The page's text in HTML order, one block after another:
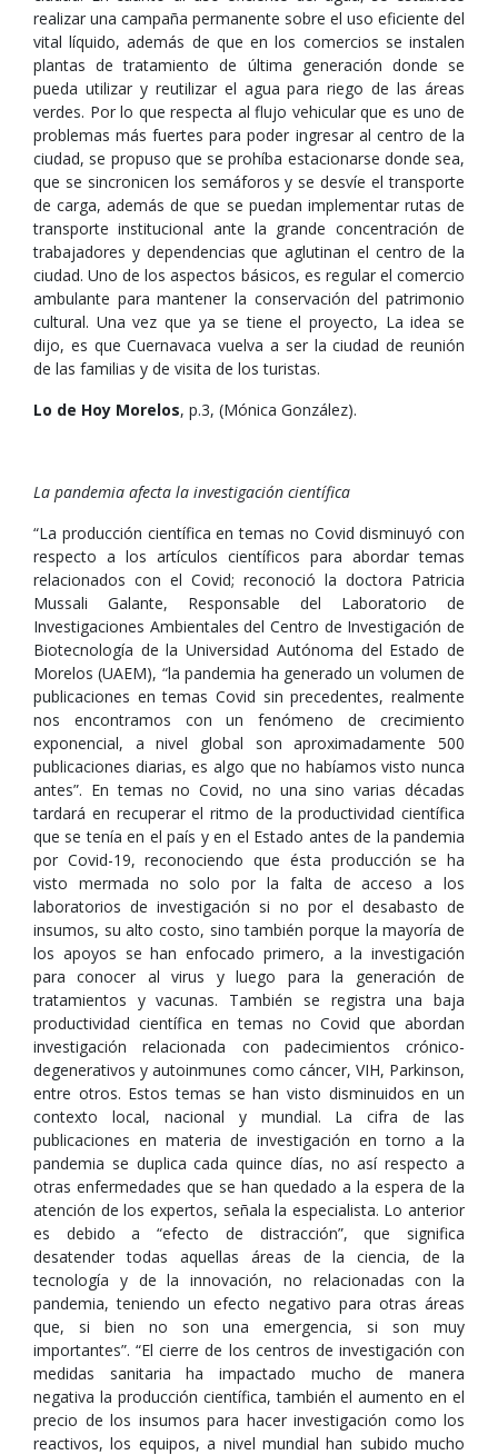
realizar una campaña permanente sobre el uso eficiente del
vital líquido, además de que en los comercios se instalen
plantas de tratamiento de última generación donde se
pueda utilizar y reutilizar el agua para riego de las áreas
verdes. Por lo que respecta al flujo vehicular que es uno de
problemas más fuertes para poder ingresar al centro de la
ciudad, se propuso que se prohíba estacionarse donde sea,
que se sincronicen los semáforos y se desvíe el transporte
de carga, además de que se puedan implementar rutas de
transporte institucional ante la grande concentración de
trabajadores y dependencias que aglutinan el centro de la
ciudad. Uno de los aspectos básicos, es regular el comercio
ambulante para mantener la conservación del patrimonio
cultural. Una vez que ya se tiene el proyecto, La idea se
dijo, es que Cuernavaca vuelva a ser la ciudad de reunión
de las familias y de visita de los turistas.
Lo de Hoy Morelos, p.3, (Mónica González).
La pandemia afecta la investigación científica
“La producción científica en temas no Covid disminuyó con
respecto a los artículos científicos para abordar temas
relacionados con el Covid; reconoció la doctora Patricia
Mussali Galante, Responsable del Laboratorio de
Investigaciones Ambientales del Centro de Investigación de
Biotecnología de la Universidad Autónoma del Estado de
Morelos (UAEM), “la pandemia ha generado un volumen de
publicaciones en temas Covid sin precedentes, realmente
nos encontramos con un fenómeno de crecimiento
exponencial, a nivel global son aproximadamente 500
publicaciones diarias, es algo que no habíamos visto nunca
antes”. En temas no Covid, no una sino varias décadas
tardará en recuperar el ritmo de la productividad científica
que se tenía en el país y en el Estado antes de la pandemia
por Covid-19, reconociendo que ésta producción se ha
visto mermada no solo por la falta de acceso a los
laboratorios de investigación si no por el desabasto de
insumos, su alto costo, sino también porque la mayoría de
los apoyos se han enfocado primero, a la investigación
para conocer al virus y luego para la generación de
tratamientos y vacunas. También se registra una baja
productividad científica en temas no Covid que abordan
investigación relacionada con padecimientos crónico-
degenerativos y autoinmunes como cáncer, VIH, Parkinson,
entre otros. Estos temas se han visto disminuidos en un
contexto local, nacional y mundial. La cifra de las
publicaciones en materia de investigación en torno a la
pandemia se duplica cada quince días, no así respecto a
otras enfermedades que se han quedado a la espera de la
atención de los expertos, señala la especialista. Lo anterior
es debido a “efecto de distracción”, que significa
desatender todas aquellas áreas de la ciencia, de la
tecnología y de la innovación, no relacionadas con la
pandemia, teniendo un efecto negativo para otras áreas
que, si bien no son una emergencia, si son muy
importantes”. “El cierre de los centros de investigación con
medidas sanitaria ha impactado mucho de manera
negativa la producción científica, también el aumento en el
precio de los insumos para hacer investigación como los
reactivos, los equipos, a nivel mundial han subido mucho